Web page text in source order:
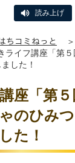
読み上げ
ちコミねっと ＞
ライフ講座「第
した！
座「第
のひみ
した！